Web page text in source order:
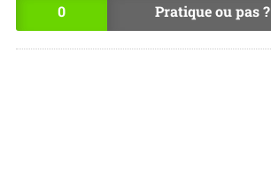
0 Pratique ou pas ?